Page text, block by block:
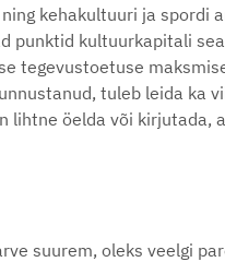
kehakultuuri ja spordi
punktid kultuurkapitali
tegevustoetuse
tuleb leida ka
öelda või kirjutada,
suurem, oleks veelgi